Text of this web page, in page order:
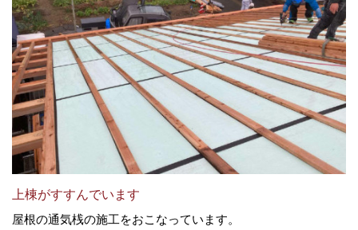
上棟がすすんでいます
屋根の通気桟の施工をおこなっています。